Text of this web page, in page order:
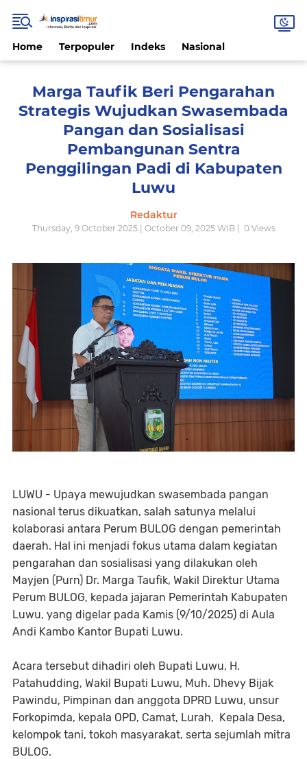
Home Terpopuler Indeks Nasional
Marga Taufik Beri Pengarahan
Strategis Wujudkan Swasembada
Pangan dan Sosialisasi
Pembangunan Sentra
Penggilingan Padi di Kabupaten
Luwu
Redaktur
Thursday, 9 October 2025 | October 09, 2025 WIB | 0Views
LUWU - Upaya mewujudkan swasembada pangan
nasional terus dikuatkan, salah satunya melalui
kolaborasi antara Perum BULOG dengan pemerintah
daerah. Hal ini menjadi fokus utama dalam kegiatan
pengarahan dan sosialisasi yang dilakukan oleh
Mayjen (Purn) Dr. Marga Taufik, Wakil Direktur Utama
Perum BULOG, kepada jajaran Pemerintah Kabupaten
Luwu, yang digelar pada Kamis (9/10/2025) di Aula
Andi Kambo Kantor Bupati Luwu.
Acara tersebut dihadiri oleh Bupati Luwu, H.
Patahudding, Wakil Bupati Luwu, Muh. Dhevy Bijak
Pawindu, Pimpinan dan anggota DPRD Luwu, unsur
Forkopimda, kepala OPD, Camat, Lurah, Kepala Desa,
kelompok tani, tokoh masyarakat, serta sejumlah mitra
BULOG.